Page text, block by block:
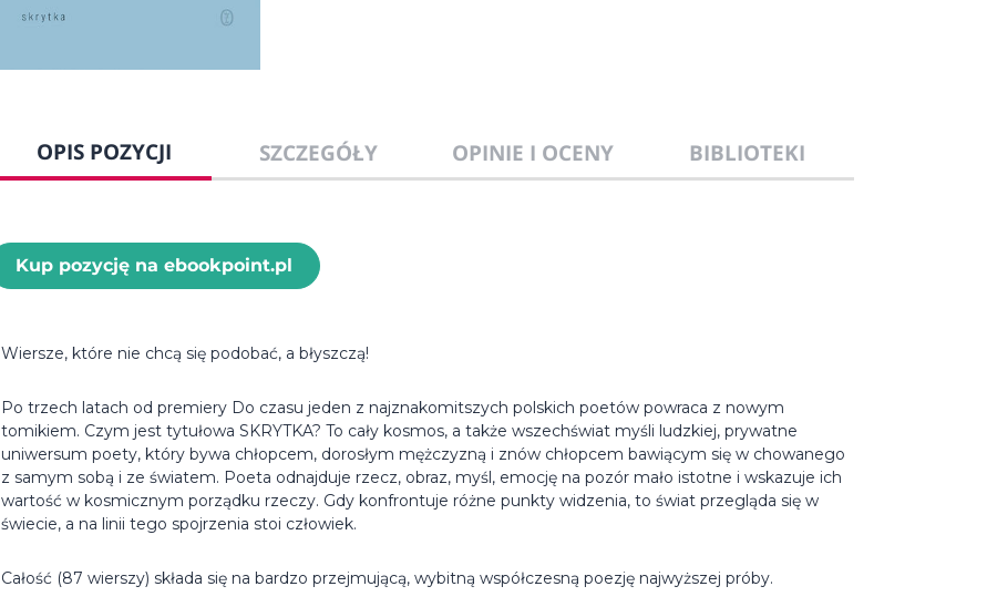
OPIS POZYCJI SZCZEGÓŁY OPINIE I OCENY BIBLIOTEKI
Kup pozycję na ebookpoint.pl
Wiersze, które nie chcą się podobać, a błyszczą!
Po trzech latach od premiery Do czasu jeden z najznakomitszych polskich poetów powraca z nowym
tomikiem. Czym jest tytułowa SKRYTKA? To cały kosmos, a także wszechświat myśli ludzkiej, prywatne
uniwersum poety, który bywa chłopcem, dorosłym mężczyzną i znów chłopcem bawiącym się w chowanego
z samym sobą i ze światem. Poeta odnajduje rzecz, obraz, myśl, emocję na pozór mało istotne i wskazuje ich
wartość w kosmicznym porządku rzeczy. Gdy konfrontuje różne punkty widzenia, to świat przegląda się w
świecie, a na linii tego spojrzenia stoi człowiek.
Całość (87 wierszy) składa się na bardzo przejmującą, wybitną współczesną poezję najwyższej próby.